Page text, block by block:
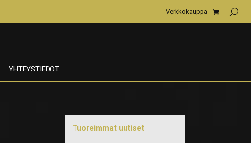
Verkkokauppa
YHTEYSTIEDOT
Tuoreimmat uutiset